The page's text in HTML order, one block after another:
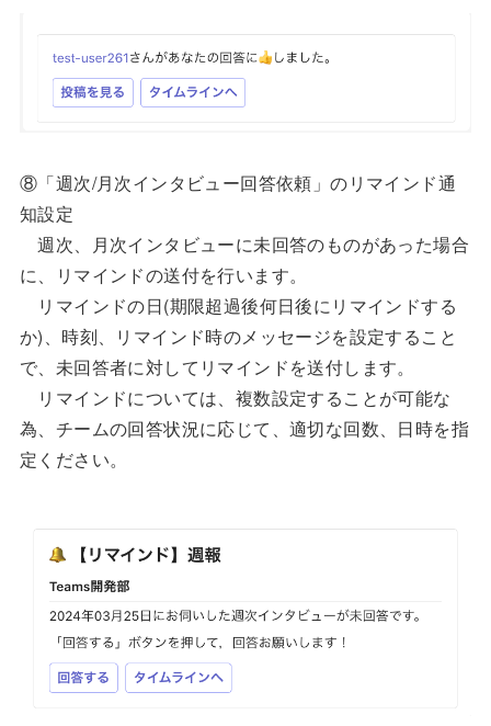
⑧「週次/月次インタビュー回答依頼」のリマインド通
知設定
週次、月次インタビューに未回答のものがあった場合
に、リマインドの送付を行います。
リマインドの日(期限超過後何日後にリマインドする
か)、時刻、リマインド時のメッセージを設定すること
で、未回答者に対してリマインドを送付します。
リマインドについては、複数設定することが可能な
為、チームの回答状況に応じて、適切な回数、日時を指
定ください。